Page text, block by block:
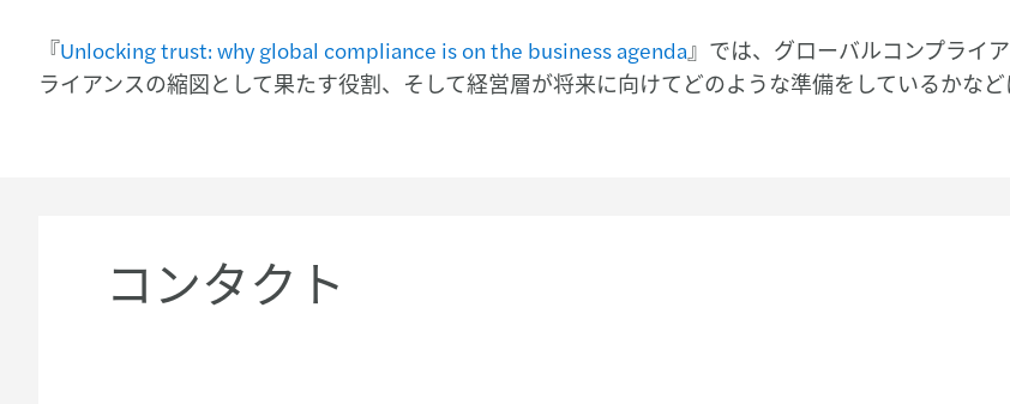
『Unlocking trust: why global compliance is on the business agenda』では、グローバルコンプライ
ライアンスの縮図として果たす役割、そして経営層が将来に向けてどのような準備をしているかなど
コンタクト